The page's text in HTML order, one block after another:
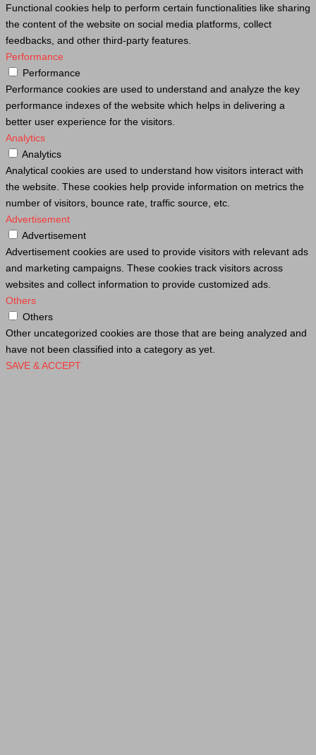
Functional cookies help to perform certain functionalities like sharing
the content of the website on social media platforms, collect
feedbacks, and other third-party features.
Performance
Performance
Performance cookies are used to understand and analyze the key
performance indexes of the website which helps in delivering a
better user experience for the visitors.
Analytics
Analytics
Analytical cookies are used to understand how visitors interact with
the website. These cookies help provide information on metrics the
number of visitors, bounce rate, traffic source, etc.
Advertisement
Advertisement
Advertisement cookies are used to provide visitors with relevant ads
and marketing campaigns. These cookies track visitors across
websites and collect information to provide customized ads.
Others
Others
Other uncategorized cookies are those that are being analyzed and
have not been classified into a category as yet.
SAVE & ACCEPT